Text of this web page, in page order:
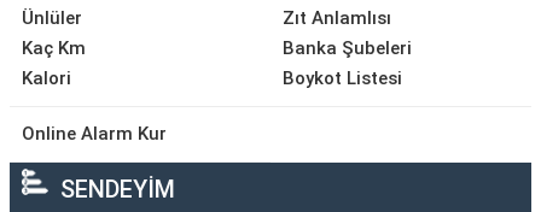
Ünlüler
Kaç Km
Kalori
Zıt Anlamlısı
Banka Şubeleri
Boykot Listesi
Online Alarm Kur
SENDEYİM